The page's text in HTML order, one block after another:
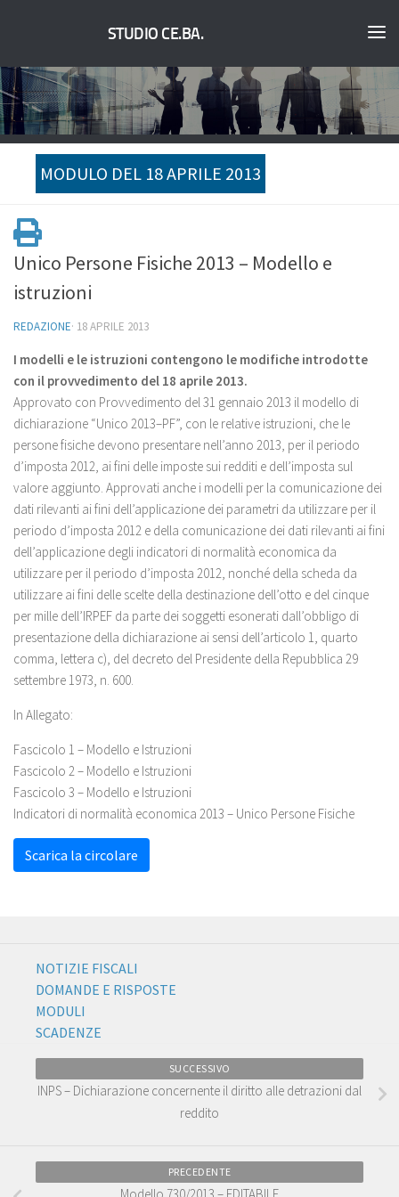
STUDIO CE.BA.
MODULO DEL 18 APRILE 2013
Unico Persone Fisiche 2013 – Modello e
istruzioni
REDAZIONE· 18 APRILE 2013
I modelli e le istruzioni contengono le modifiche introdotte
con il provvedimento del 18 aprile 2013.
Approvato con Provvedimento del 31 gennaio 2013 il modello di
dichiarazione “Unico 2013–PF”, con le relative istruzioni, che le
persone fisiche devono presentare nell’anno 2013, per il periodo
d’imposta 2012, ai fini delle imposte sui redditi e dell’imposta sul
valore aggiunto. Approvati anche i modelli per la comunicazione dei
dati rilevanti ai fini dell’applicazione dei parametri da utilizzare per il
periodo d’imposta 2012 e della comunicazione dei dati rilevanti ai fini
dell’applicazione degli indicatori di normalità economica da
utilizzare per il periodo d’imposta 2012, nonché della scheda da
utilizzare ai fini delle scelte della destinazione dell’otto e del cinque
per mille dell’IRPEF da parte dei soggetti esonerati dall’obbligo di
presentazione della dichiarazione ai sensi dell’articolo 1, quarto
comma, lettera c), del decreto del Presidente della Repubblica 29
settembre 1973, n. 600.
In Allegato:
Fascicolo 1 – Modello e Istruzioni
Fascicolo 2 – Modello e Istruzioni
Fascicolo 3 – Modello e Istruzioni
Indicatori di normalità economica 2013 – Unico Persone Fisiche
Scarica la circolare
NOTIZIE FISCALI
DOMANDE E RISPOSTE
MODULI
SCADENZE
SUCCESSIVO
INPS – Dichiarazione concernente il diritto alle detrazioni dal
reddito
PRECEDENTE